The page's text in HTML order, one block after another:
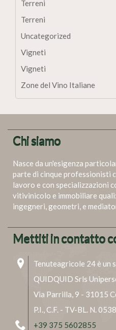
Terreni
Terreni
Uncategorized
Vigneti
Vigneti
Zone del Vino Italiane
Chi siamo
Nasce da un'esigenza
parte di cinque professionisti
lavoro e con specializzazioni
vitivinicolo e immobiliare
ingegneri, geometri, e
Mettiti in contatto
Tenuteagricole 24 è un
QUIDQUID Srls
Via Parrilla, 9 - 31015
P.I., C.F. - TV-BL. N.
+39 375 5602855